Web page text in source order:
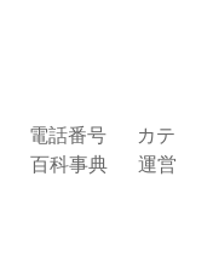
電話番号
カテ
百科事典
運営